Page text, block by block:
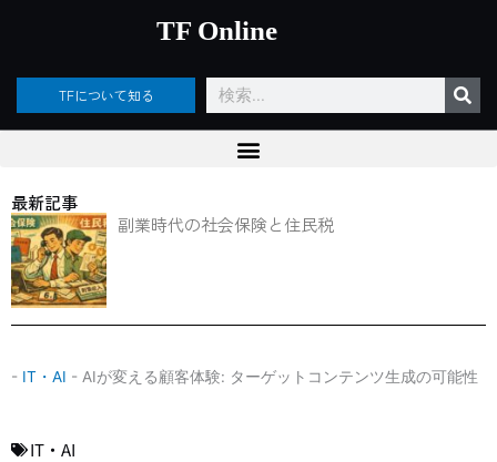
ッ
TF Online
TFについて知る
検
索
最新記事
副業時代の社会保険と住民税
- IT・AI - AIが変える顧客体験: ターゲットコンテンツ生成の可能性
IT・AI